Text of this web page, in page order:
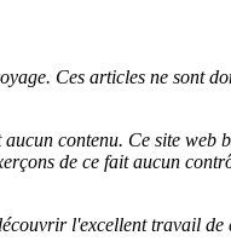
Ces articles ne sont
contenu. Ce site web
de ce fait aucun
l'excellent travail de